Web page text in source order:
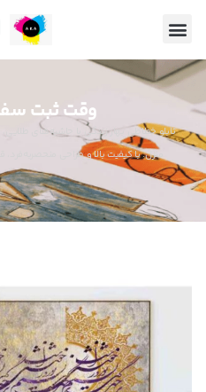
وقت ثبت
تابلو خطاطی بهار زندگی با حاشیه‌های
منزل. با کیفیت بالا و طراحی